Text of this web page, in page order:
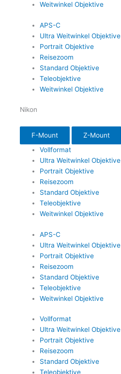
Weitwinkel Objektive
APS-C
Ultra Weitwinkel Objektive
Portrait Objektive
Reisezoom
Standard Objektive
Teleobjektive
Weitwinkel Objektive
Nikon
F-Mount
Z-Mount
Vollformat
Ultra Weitwinkel Objektive
Portrait Objektive
Reisezoom
Standard Objektive
Teleobjektive
Weitwinkel Objektive
APS-C
Ultra Weitwinkel Objektive
Portrait Objektive
Reisezoom
Standard Objektive
Teleobjektive
Weitwinkel Objektive
Vollformat
Ultra Weitwinkel Objektive
Portrait Objektive
Reisezoom
Standard Objektive
Teleobjektive